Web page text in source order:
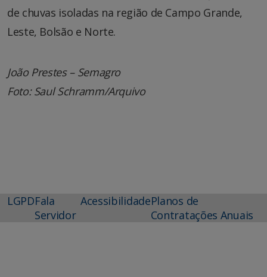
de chuvas isoladas na região de Campo Grande,
Leste, Bolsão e Norte.
João Prestes – Semagro
Foto: Saul Schramm/Arquivo
LGPDFala
Servidor
AcessibilidadePlanos de
Contratações Anuais